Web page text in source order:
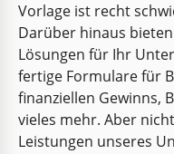
Vorlage ist recht
Darüber hinaus
Lösungen für Ihr
fertige Formulare für
finanziellen Gewinns,
vieles mehr. Aber
Leistungen unseres